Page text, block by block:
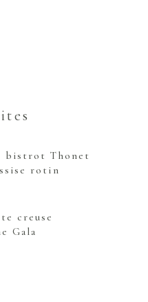
bistrot Thonet
rotin
creuse
Gala